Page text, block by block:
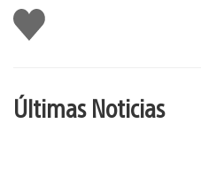
Me
gusta
Últimas Noticias